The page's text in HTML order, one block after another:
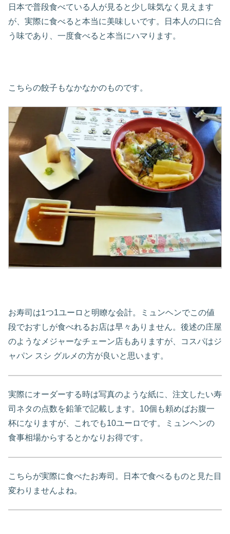
日本で普段食べている人が見ると少し味気なく見えます
が、実際に食べると本当に美味しいです。日本人の口に合
う味であり、一度食べると本当にハマります。
こちらの餃子もなかなかのものです。
お寿司は1つ1ユーロと明瞭な会計。ミュンヘンでこの値
段でおすしが食べれるお店は早々ありません。後述の庄屋
のようなメジャーなチェーン店もありますが、コスパはジ
ャパン スシ グルメの方が良いと思います。
実際にオーダーする時は写真のような紙に、注文したい寿
司ネタの点数を鉛筆で記載します。10個も頼めばお腹一
杯になりますが、これでも10ユーロです。ミュンヘンの
食事相場からするとかなりお得です。
こちらが実際に食べたお寿司。日本で食べるものと見た目
変わりませんよね。